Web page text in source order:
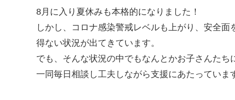
8月に入り夏休みも本格的になりました！
しかし、コロナ感染警戒レベルも上がり、安全
得ない状況が出てきています。
でも、そんな状況の中でもなんとかお子さんた
一同毎日相談し工夫しながら支援にあたっていま